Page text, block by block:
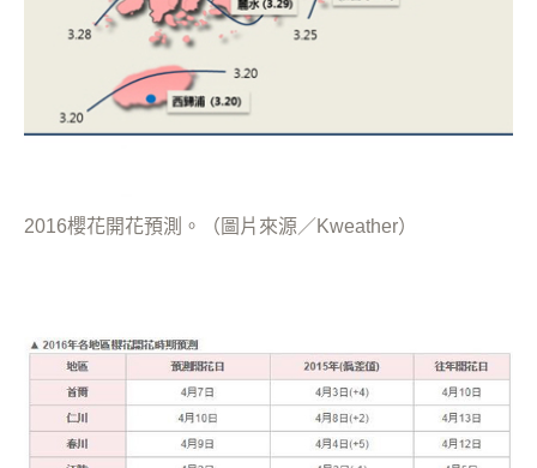
2016櫻花開花預測。（圖片來源／Kweather）